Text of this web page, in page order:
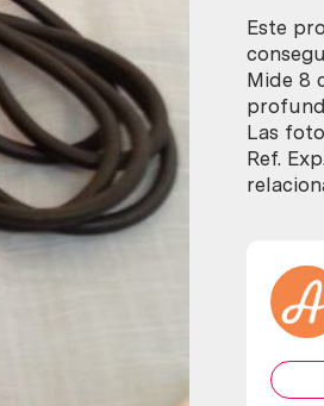
Este
Mide 8
Las
Ref.